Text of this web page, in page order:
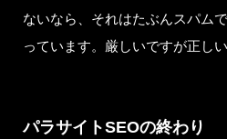
ないなら、それはたぶんスパム
っています。厳しいですが正しい
パラサイトSEOの終わり